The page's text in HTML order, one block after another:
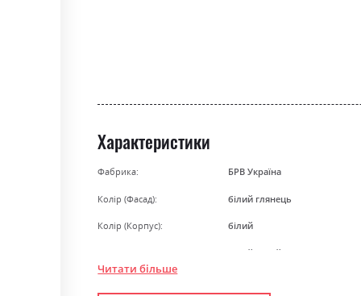
gallery
Характеристики
Фабрика: БРВ Україна
Колір (Фасад): білий глянець
Колір (Корпус): білий
білий/білий глянець
Читати більше